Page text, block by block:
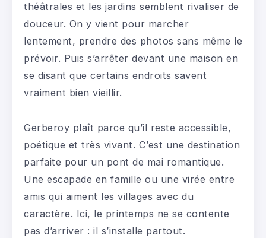
théâtrales et les jardins semblent rivaliser de
douceur. On y vient pour marcher
lentement, prendre des photos sans même le
prévoir. Puis s’arrêter devant une maison en
se disant que certains endroits savent
vraiment bien vieillir.
Gerberoy plaît parce qu’il reste accessible,
poétique et très vivant. C’est une destination
parfaite pour un pont de mai romantique.
Une escapade en famille ou une virée entre
amis qui aiment les villages avec du
caractère. Ici, le printemps ne se contente
pas d’arriver : il s’installe partout.